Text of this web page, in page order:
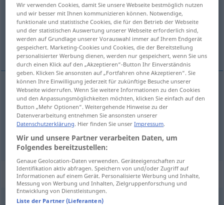
Übersicht aller Übersetzungen
(Für mehr Details die Übersetzung anklicken/antippen)
siyah, kara
siyah schwarz
kara schwarz FIG
„schwarz“: Adverb
schwarzadv
Wir verwenden Cookies, damit Sie unsere Webseite bestmöglich nutzen
und wir besser mit Ihnen kommunizieren können. Notwendige,
funktionale und statistische Cookies, die für den Betrieb der Webseite
und der statistischen Auswertung unserer Webseite erforderlich sind,
werden auf Grundlage unserer Vorauswahl immer auf Ihrem Endgerät
gespeichert. Marketing-Cookies und Cookies, die der Bereitstellung
personalisierter Werbung dienen, werden nur gespeichert, wenn Sie uns
durch einen Klick auf den „Akzeptieren“-Button Ihr Einverständnis
geben. Klicken Sie ansonsten auf „Fortfahren ohne Akzeptieren“. Sie
können Ihre Einwilligung jederzeit für zukünftige Besuche unserer
Webseite widerrufen. Wenn Sie weitere Informationen zu den Cookies
und den Anpassungsmöglichkeiten möchten, klicken Sie einfach auf den
Button „Mehr Optionen“. Weitergehende Hinweise zu der
Datenverarbeitung entnehmen Sie ansonsten unserer
Datenschutzerklärung. Hier finden Sie unserImpressum.
Wir und unsere Partner verarbeiten Daten, um
Folgendes bereitzustellen:
Genaue Geolocation-Daten verwenden. Geräteeigenschaften zur
Identifikation aktiv abfragen. Speichern von und/oder Zugriff auf
Informationen auf einem Gerät. Personalisierte Werbung und Inhalte,
Messung von Werbung und Inhalten, Zielgruppenforschung und
Entwicklung von Dienstleistungen.
Liste der Partner (Lieferanten)